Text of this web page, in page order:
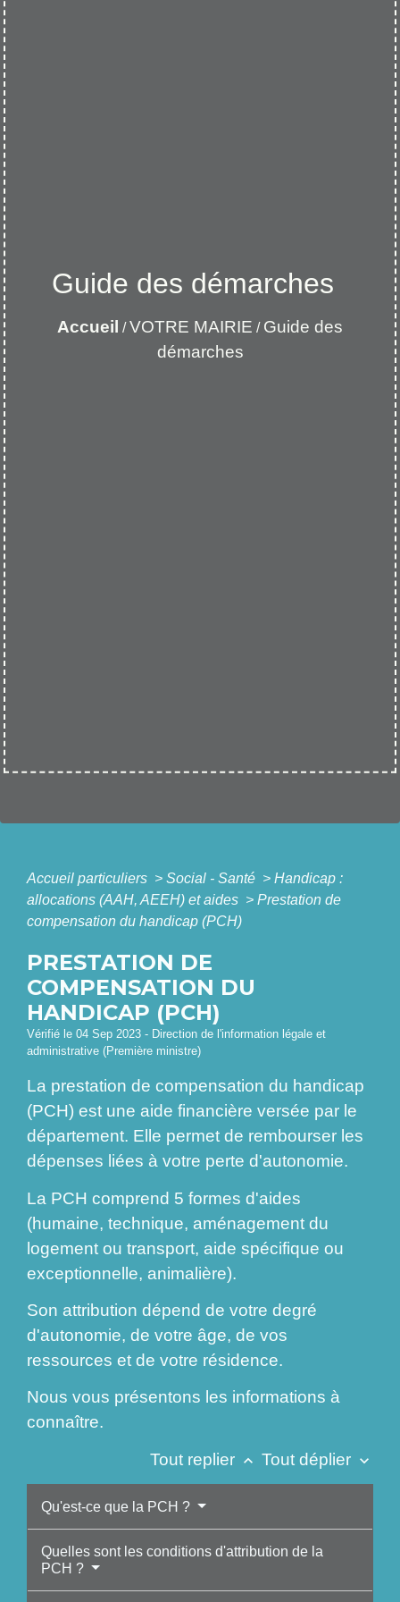
Guide des démarches
Accueil /VOTRE MAIRIE / Guide des
démarches
Accueil particuliers > Social - Santé > Handicap :
allocations (AAH, AEEH) et aides > Prestation de
compensation du handicap (PCH)
PRESTATION DE
COMPENSATION DU
HANDICAP (PCH)
Vérifié le 04 Sep 2023 - Direction de l'information légale et
administrative (Première ministre)
La prestation de compensation du handicap
(PCH) est une aide financière versée par le
département. Elle permet de rembourser les
dépenses liées à votre perte d'autonomie.
La PCH comprend 5 formes d'aides
(humaine, technique, aménagement du
logement ou transport, aide spécifique ou
exceptionnelle, animalière).
Son attribution dépend de votre degré
d'autonomie, de votre âge, de vos
ressources et de votre résidence.
Nous vous présentons les informations à
connaître.
Tout replier keyboard_arrow_up Tout déplier keyboard_arrow_down
Qu'est-ce que la PCH ?
Quelles sont les conditions d'attribution de la
PCH ?